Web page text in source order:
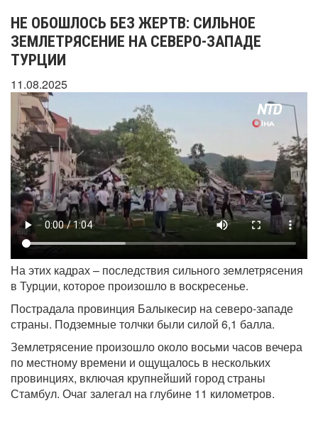
НЕ ОБОШЛОСЬ БЕЗ ЖЕРТВ: СИЛЬНОЕ
ЗЕМЛЕТРЯСЕНИЕ НА СЕВЕРО-ЗАПАДЕ
ТУРЦИИ
11.08.2025
На этих кадрах – последствия сильного землетрясения
в Турции, которое произошло в воскресенье.
Пострадала провинция Балыкесир на северо-западе
страны. Подземные толчки были силой 6,1 балла.
Землетрясение произошло около восьми часов вечера
по местному времени и ощущалось в нескольких
провинциях, включая крупнейший город страны
Стамбул. Очаг залегал на глубине 11 километров.